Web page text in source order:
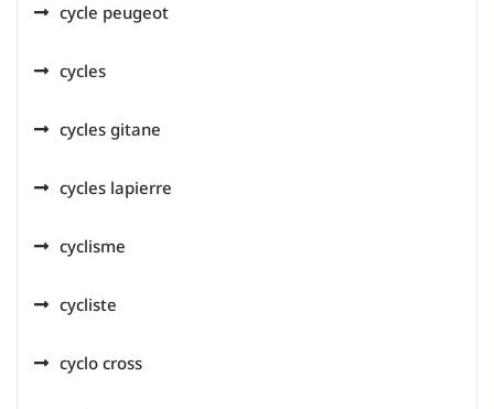
cycle peugeot
cycles
cycles gitane
cycles lapierre
cyclisme
cycliste
cyclo cross